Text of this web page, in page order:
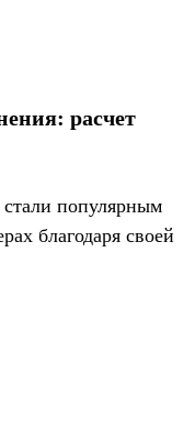
расчет
популярным
благодаря своей